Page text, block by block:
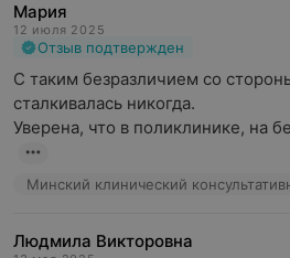
Мария
12 июля 2025
Отзыв подтвержден
С таким безразличием со
сталкивалась никогда.
Уверена, что в поликлинике, на
Людмила Викторовна